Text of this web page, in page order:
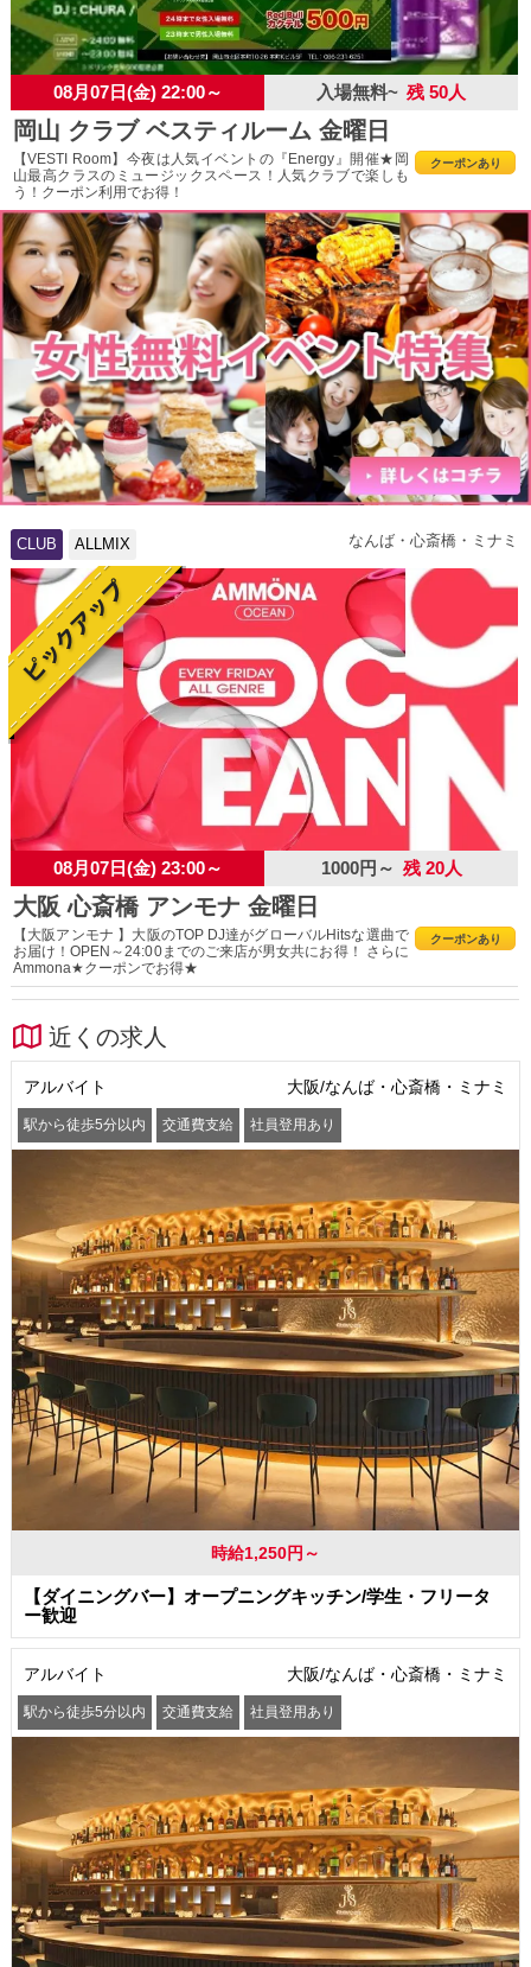
08月07日(金) 22:00～ 入場無料~ 残 50人
岡山 クラブ ベスティルーム 金曜日
クーポンあり
【VESTI Room】今夜は人気イベントの『Energy』開催★岡
山最高クラスのミュージックスペース！人気クラブで楽しも
う！クーポン利用でお得！
CLUB ALLMIX なんば・心斎橋・ミナミ
08月07日(金) 23:00～ 1000円～ 残 20人
大阪 心斎橋 アンモナ 金曜日
クーポンあり
【大阪アンモナ 】大阪のTOP DJ達がグローバルHitsな選曲で
お届け！OPEN～24:00までのご来店が男女共にお得！ さらに
Ammona★クーポンでお得★
近くの求人
アルバイト 大阪/なんば・心斎橋・ミナミ
駅から徒歩5分以内 交通費支給 社員登用あり
時給1,250円～
【ダイニングバー】オープニングキッチン/学生・フリータ
ー歓迎
アルバイト 大阪/なんば・心斎橋・ミナミ
駅から徒歩5分以内 交通費支給 社員登用あり